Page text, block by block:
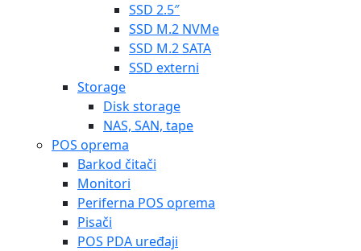
SSD 2.5″
SSD M.2 NVMe
SSD M.2 SATA
SSD externi
Storage
Disk storage
NAS, SAN, tape
POS oprema
Barkod čitači
Monitori
Periferna POS oprema
Pisači
POS PDA uređaji